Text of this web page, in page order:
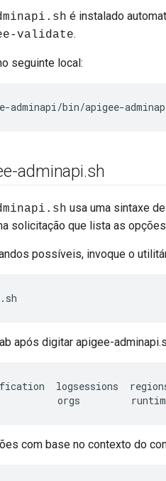
é instalado
validate.
seguinte local:
adminapi/bin/apigee-
adminapi.sh
usa uma sintaxe
solicitação que lista as
possíveis, invoque o
após digitar apigee-
logsessions
orgs
com base no contexto do